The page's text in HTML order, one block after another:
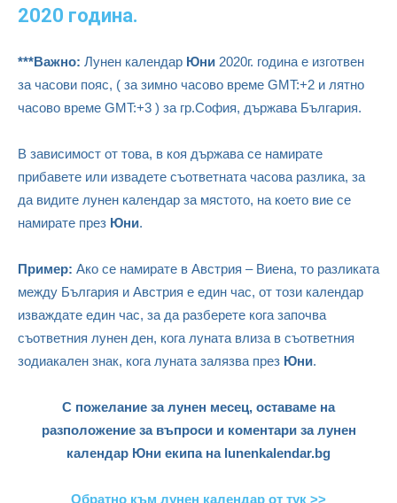
2020 година.
***Важно: Лунен календар Юни 2020г. година е изготвен
за часови пояс, ( за зимно часово време GMT:+2 и лятно
часово време GMT:+3 ) за гр.София, държава България.
В зависимост от това, в коя държава се намирате
прибавете или извадете съответната часова разлика, за
да видите лунен календар за мястото, на което вие се
намирате през Юни.
Пример: Ако се намирате в Австрия – Виена, то разликата
между България и Австрия е един час, от този календар
изваждате един час, за да разберете кога започва
съответния лунен ден, кога луната влиза в съответния
зодиакален знак, кога луната залязва през Юни.
С пожелание за лунен месец, оставаме на
разположение за въпроси и коментари за лунен
календар Юни екипа на lunenkalendar.bg
Обратно към лунен календар от тук >>